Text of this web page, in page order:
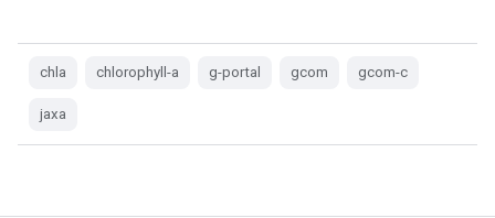
chla chlorophyll-a g-portal gcom gcom-c
jaxa